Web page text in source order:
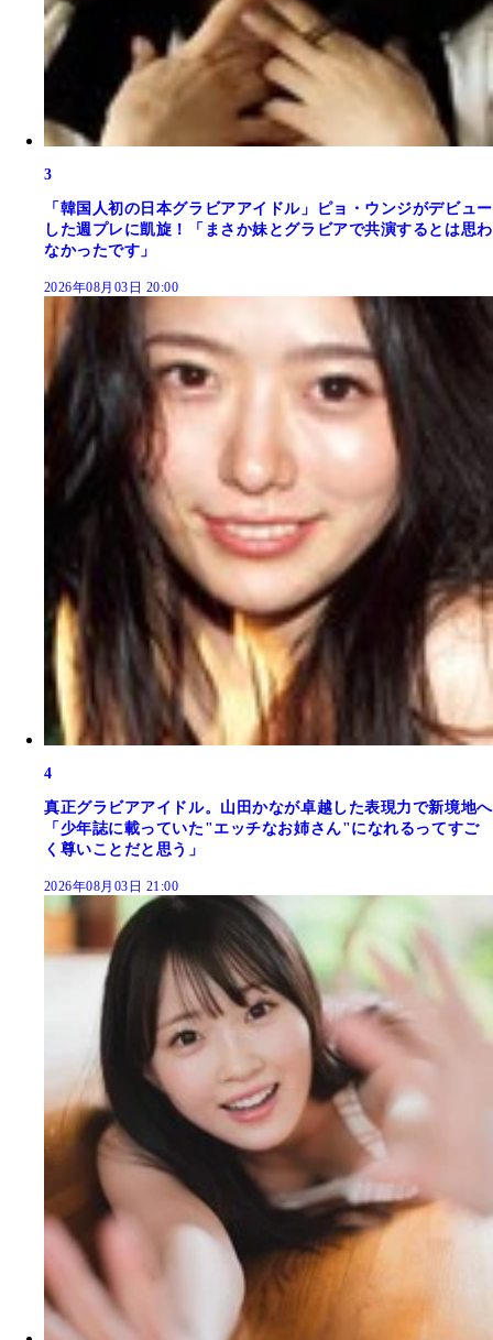
3
「韓国人初の日本グラビアアイドル」ピョ・ウンジがデビュー
した週プレに凱旋！「まさか妹とグラビアで共演するとは思わ
なかったです」
2026年08月03日 20:00
4
真正グラビアアイドル。山田かなが卓越した表現力で新境地へ
「少年誌に載っていた"エッチなお姉さん"になれるってすご
く尊いことだと思う」
2026年08月03日 21:00